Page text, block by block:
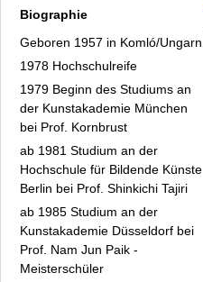
Laurie Beth Clark
Moritz Dornauf
Wolfgang Duck
Isabel Eichenlaub
Anselmo Fox
Regina Frank
Maria Luise Franke-Fokken
Helga Franke-Schafarczyk
Heilmann bis Neumark
Biographie
Geboren 1957 in Komló/Ungarn
1978 Hochschulreife
1979 Beginn des Studiums an
der Kunstakademie München
bei Prof. Kornbrust
ab 1981 Studium an der
Hochschule für Bildende Künste
Berlin bei Prof. Shinkichi Tajiri
ab 1985 Studium an der
Kunstakademie Düsseldorf bei
Prof. Nam Jun Paik -
Meisterschüler